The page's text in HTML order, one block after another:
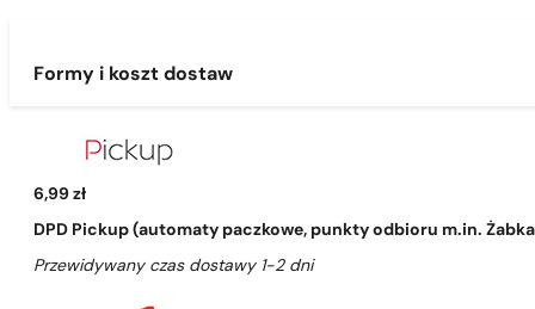
Formy i koszt dostaw
6,99 zł
DPD Pickup (automaty paczkowe, punkty odbioru m.in.
Przewidywany czas dostawy 1-2 dni